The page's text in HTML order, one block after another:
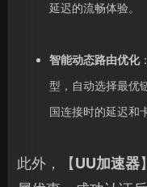
延迟的流畅体验。
智能动态路由优化
型，自动选择最优
国连接时的延迟和
此外，【UU加速器